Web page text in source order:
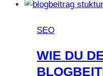
für
SEO
WIE DU